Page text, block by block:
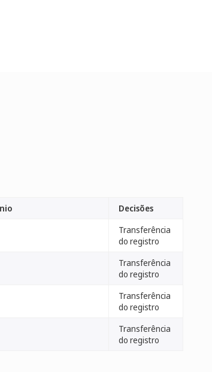
Decisões
Transferência
do registro
Transferência
do registro
Transferência
do registro
Transferência
do registro